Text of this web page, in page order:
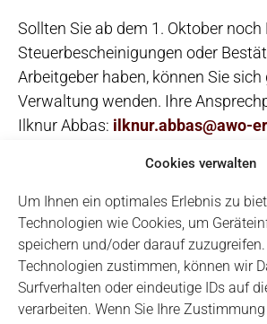
Cookies verwalten
Um Ihnen ein optimales Erlebnis zu
Technologien wie Cookies, um
speichern und/oder darauf zuzugreifen.
Technologien zustimmen, können wir
Surfverhalten oder eindeutige IDs auf
verarbeiten. Wenn Sie Ihre
Sollten Sie ab dem 1. Oktober noch
Steuerbescheinigungen oder
Arbeitgeber haben, können Sie sich
Verwaltung wenden. Ihre
Ilknur Abbas: ilknur.abbas@awo-
Haben Sie noch persönliche
Kathrin Stahl in der neuen
Lebenshilfe kontaktieren:
kathrin.stahl@lebenshilfe-
Eure Sonnenscheine